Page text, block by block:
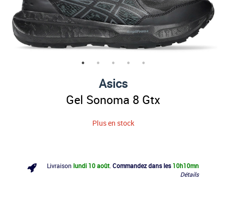
Asics
Gel Sonoma 8 Gtx
Plus en stock
Livraison lundi 10 août Commandez dans les 10h10mn
Détails